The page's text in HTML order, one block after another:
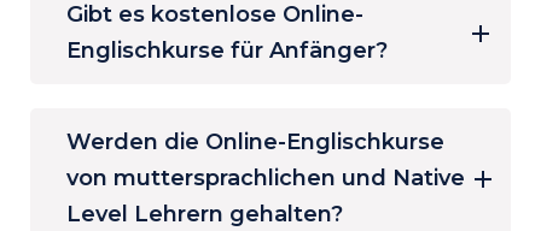
Gibt es kostenlose Online-
Englischkurse für Anfänger?
Werden die Online-Englischkurse
von muttersprachlichen und Native
Level Lehrern gehalten?